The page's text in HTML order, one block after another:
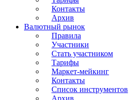
Контакты
Архив
Валютный рынок
Правила
Участники
Стать участником
Тарифы
Маркет-мейкинг
Контакты
Список инструментов